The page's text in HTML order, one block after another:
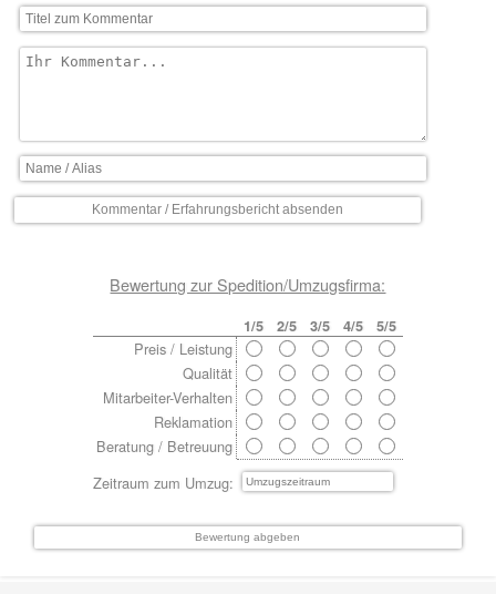
Bewertung zur Spedition/Umzugsfirma:
1/5 2/5 3/5 4/5 5/5
Zeitraum zum Umzug:
Preis / Leistung
Qualität
Mitarbeiter-Verhalten
Reklamation
Beratung / Betreuung